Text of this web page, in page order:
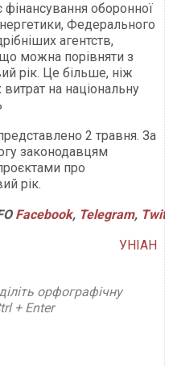
оборонної
Федерального
агентств,
можна порівняти з
рік. Це більше, ніж
на національну
2 травня. За
законодавцям
про
рік.
Facebook, Telegram,
УНІАН
орфографічну
+ Enter